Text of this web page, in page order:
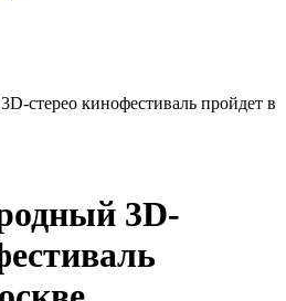
стерео кинофестиваль пройдет в
3D-